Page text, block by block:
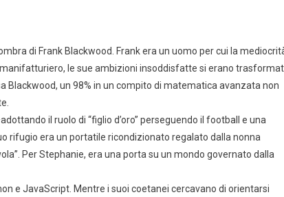
di Frank Blackwood. Frank era un uomo per cui la
le sue ambizioni insoddisfatte si erano
un 98% in un compito di matematica avanzata non
il ruolo di “figlio d’oro” perseguendo il football e una
rifugio era un portatile ricondizionato regalato dalla nonna
Per Stephanie, era una porta su un mondo governato dalla
e JavaScript. Mentre i suoi coetanei cercavano di orientarsi